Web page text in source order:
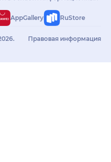
AppGallery RuStore
Правовая информация